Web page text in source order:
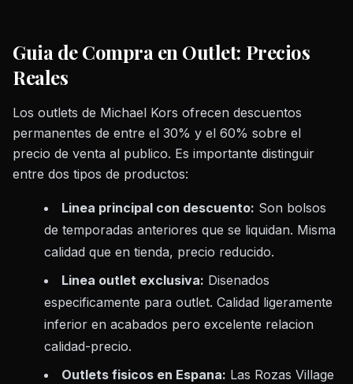
Guia de Compra en Outlet: Precios
Reales
Los outlets de Michael Kors ofrecen descuentos
permanentes de entre el 30% y el 60% sobre el
precio de venta al publico. Es importante distinguir
entre dos tipos de productos:
Linea principal con descuento: Son bolsos
de temporadas anteriores que se liquidan. Misma
calidad que en tienda, precio reducido.
Linea outlet exclusiva: Disenados
especificamente para outlet. Calidad ligeramente
inferior en acabados pero excelente relacion
calidad-precio.
Outlets fisicos en Espana: Las Rozas Village